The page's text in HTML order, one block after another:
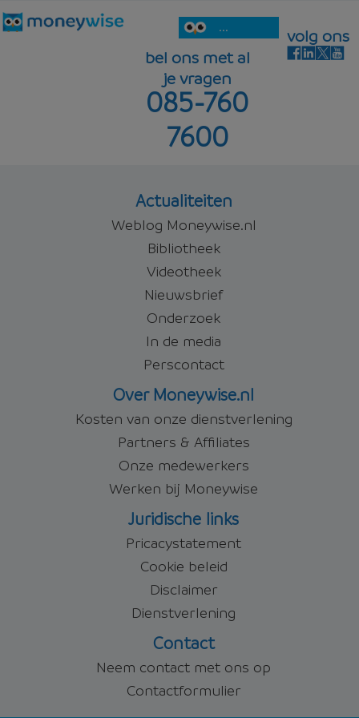
...
bel ons met al
je vragen
085-760
7600
volg ons
Actualiteiten
Weblog Moneywise.nl
Bibliotheek
Videotheek
Nieuwsbrief
Onderzoek
In de media
Perscontact
Over Moneywise.nl
Kosten van onze dienstverlening
Partners & Affiliates
Onze medewerkers
Werken bij Moneywise
Juridische links
Pricacystatement
Cookie beleid
Disclaimer
Dienstverlening
Contact
Neem contact met ons op
Contactformulier